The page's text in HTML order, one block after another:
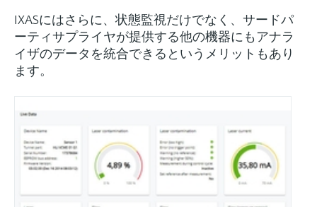
IXASにはさらに、状態監視だけでなく、サードパ
ーティサプライヤが提供する他の機器にもアナラ
イザのデータを統合できるというメリットもあり
ます。